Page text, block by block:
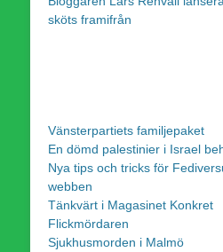
sköts framifrån
Vänsterpartiets familjepaket
En dömd palestinier i Israel
Nya tips och tricks för
webben
Tänkvärt i Magasinet Konkret
Flickmördaren
Sjukhusmorden i Malmö